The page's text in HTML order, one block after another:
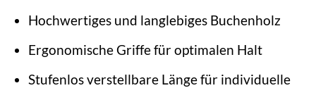
Hochwertiges und langlebiges Buchenholz
Ergonomische Griffe für optimalen Halt
Stufenlos verstellbare Länge für individuelle